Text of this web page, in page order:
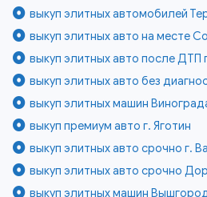
выкуп элитных автомобилей
выкуп элитных авто на месте
выкуп элитных авто после ДТП
выкуп элитных авто без
выкуп элитных машин
выкуп премиум авто г. Яготин
выкуп элитных авто срочно г.
выкуп элитных авто срочно
выкуп элитных машин